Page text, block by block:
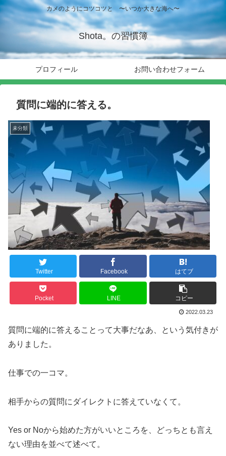
カメのようにコツコツと 〜いつか大きな海へ〜
Shota。の習慣簿
プロフィール お問い合わせフォーム
質問に端的に答える。
未分類
Twitter Facebook はてブ
Pocket LINE コピー
2022.03.23
質問に端的に答えることって大事だなあ、という気付きが
ありました。
仕事での一コマ。
相手からの質問にダイレクトに答えていなくて。
Yes or Noから始めた方がいいところを、どっちとも言え
ない理由を並べて述べて。